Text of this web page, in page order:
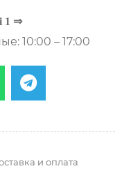
1 ⇒
10:00 – 17:00
и оплата